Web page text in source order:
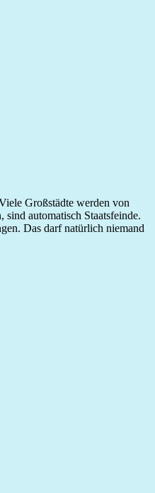
Großstädte werden von
automatisch Staatsfeinde.
Das darf natürlich niemand